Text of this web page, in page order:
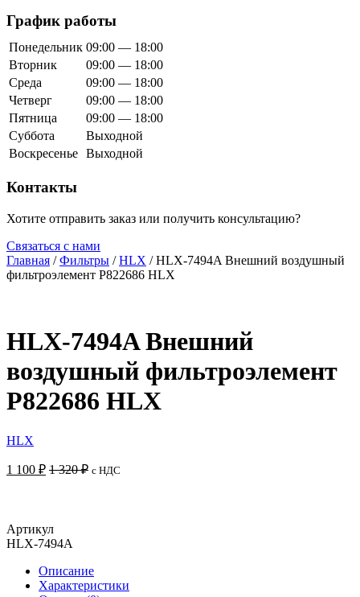
График работы
Понедельник 09:00 — 18:00
Вторник
09:00 — 18:00
Среда
09:00 — 18:00
Четверг
09:00 — 18:00
Пятница
09:00 — 18:00
Суббота
Выходной
Воскресенье Выходной
Контакты
Хотите отправить заказ или получить консультацию?
Связаться с нами
Главная /Фильтры /HLX / HLX-7494A Внешний воздушный
фильтроэлемент P822686 HLX
HLX-7494A Внешний
воздушный фильтроэлемент
P822686 HLX
HLX
1 100 ₽ 1 320₽ с НДС
Артикул
HLX-7494A
Описание
Характеристики